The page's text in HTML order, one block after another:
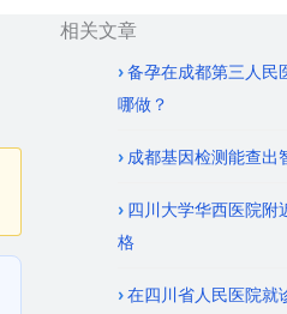
相关文章
备孕在成都第三人民
哪做？
成都基因检测能查出
四川大学华西医院附
格
在四川省人民医院就